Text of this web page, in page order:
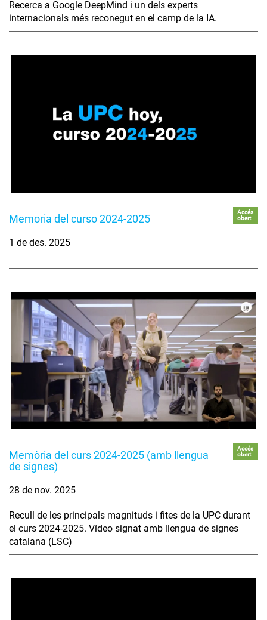
Recerca a Google DeepMind i un dels experts
internacionals més reconegut en el camp de la IA.
Memoria del curso 2024-2025
Accés
obert
1 de des. 2025
Memòria del curs 2024-2025 (amb llengua
de signes)
Accés
obert
28 de nov. 2025
Recull de les principals magnituds i fites de la UPC durant
el curs 2024-2025. Vídeo signat amb llengua de signes
catalana (LSC)